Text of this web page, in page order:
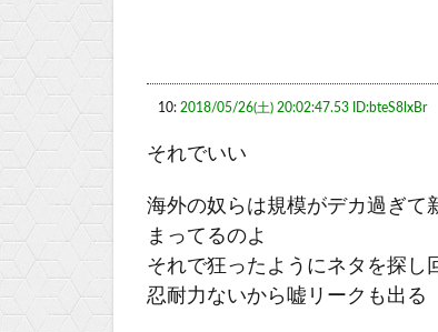
10: 2018/05/26(土) 20:02:47.53 ID:bteS8lxBr
それでいい
海外の奴らは規模がデカ過ぎて
まってるのよ
それで狂ったようにネタを探し
忍耐力ないから嘘リークも出る